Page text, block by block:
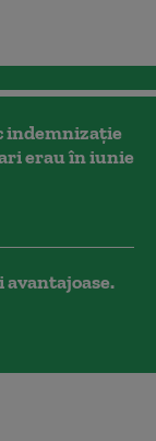
indemnizaţie
erau în iunie